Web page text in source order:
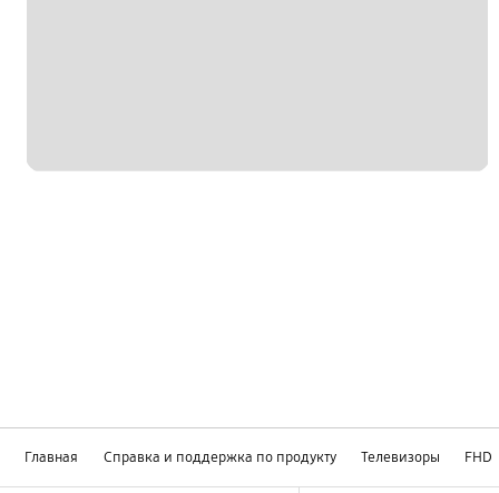
Главная Справка и поддержка по продукту Телевизоры FHD